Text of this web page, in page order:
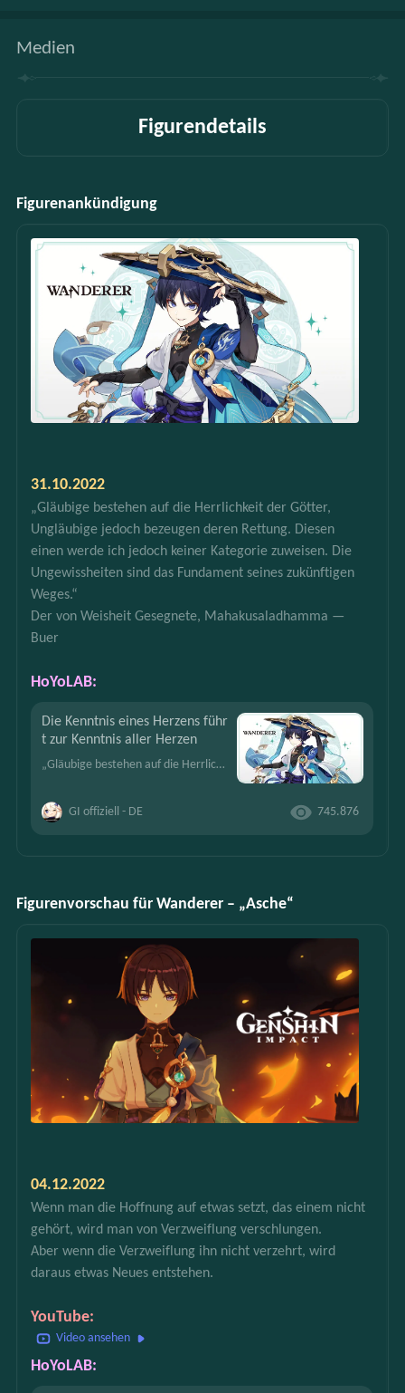
Medien
Figurendetails
Figurenankündigung
31.10.2022
„Gläubige bestehen auf die Herrlichkeit der Götter,
Ungläubige jedoch bezeugen deren Rettung. Diesen
einen werde ich jedoch keiner Kategorie zuweisen. Die
Ungewissheiten sind das Fundament seines zukünftigen
Weges.“
Der von Weisheit Gesegnete, Mahakusaladhamma —
Buer
HoYoLAB:
Die Kenntnis eines Herzens führ
t zur Kenntnis aller Herzen
„Gläubige bestehen auf die Herrlichkeit der Götter, Ungläubige jedoch bezeugen deren Rettung. Diesen einen werde ich jedoch keiner Kategorie zuweisen. Die Ungewissheiten sind das Fundament seines zukü
GI offiziell - DE 745.876
Figurenvorschau für Wanderer – „Asche“
04.12.2022
Wenn man die Hoffnung auf etwas setzt, das einem nicht
gehört, wird man von Verzweiflung verschlungen.
Aber wenn die Verzweiflung ihn nicht verzehrt, wird
daraus etwas Neues entstehen.
YouTube:
Video ansehen
HoYoLAB: